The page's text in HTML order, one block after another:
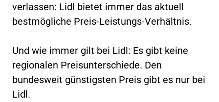
verlassen: Lidl bietet immer das aktuell
bestmögliche Preis-Leistungs-Verhältnis.
Und wie immer gilt bei Lidl: Es gibt keine
regionalen Preisunterschiede. Den
bundesweit günstigsten Preis gibt es nur bei
Lidl.